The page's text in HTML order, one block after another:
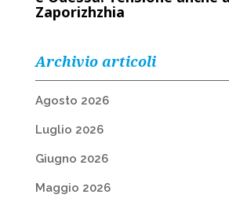
Zaporizhzhia
Archivio articoli
Agosto 2026
Luglio 2026
Giugno 2026
Maggio 2026